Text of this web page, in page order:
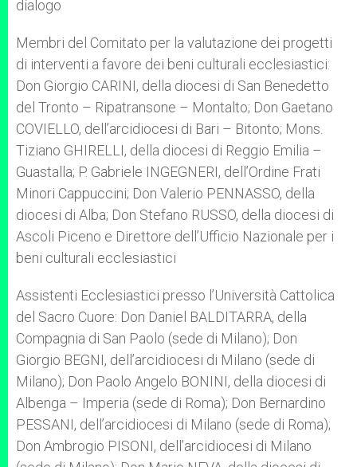
dialogo
Membri del Comitato per la valutazione dei progetti
di interventi a favore dei beni culturali ecclesiastici:
Don Giorgio CARINI, della diocesi di San Benedetto
del Tronto – Ripatransone – Montalto; Don Gaetano
COVIELLO, dell’arcidiocesi di Bari – Bitonto; Mons.
Tiziano GHIRELLI, della diocesi di Reggio Emilia –
Guastalla; P. Gabriele INGEGNERI, dell’Ordine Frati
Minori Cappuccini; Don Valerio PENNASSO, della
diocesi di Alba; Don Stefano RUSSO, della diocesi di
Ascoli Piceno e Direttore dell’Ufficio Nazionale per i
beni culturali ecclesiastici
Assistenti Ecclesiastici presso l’Università Cattolica
del Sacro Cuore: Don Daniel BALDITARRA, della
Compagnia di San Paolo (sede di Milano); Don
Giorgio BEGNI, dell’arcidiocesi di Milano (sede di
Milano); Don Paolo Angelo BONINI, della diocesi di
Albenga – Imperia (sede di Roma); Don Bernardino
PESSANI, dell’arcidiocesi di Milano (sede di Roma);
Don Ambrogio PISONI, dell’arcidiocesi di Milano